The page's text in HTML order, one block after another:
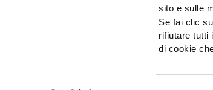
sito e sulle
Se fai clic
rifiutare tutti
di cookie
EDIZIONI L'INFORMATORE